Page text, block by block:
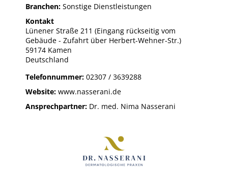
Branchen: Sonstige Dienstleistungen
Kontakt
Lünener Straße 211 (Eingang rückseitig vom
Gebäude - Zufahrt über Herbert-Wehner-Str.)
59174 Kamen
Deutschland
Telefonnummer: 02307 / 3639288
Website: www.nasserani.de
Ansprechpartner: Dr. med. Nima Nasserani